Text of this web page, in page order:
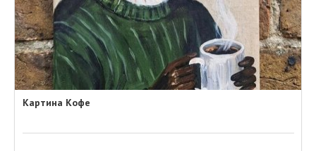
Картина Кофе